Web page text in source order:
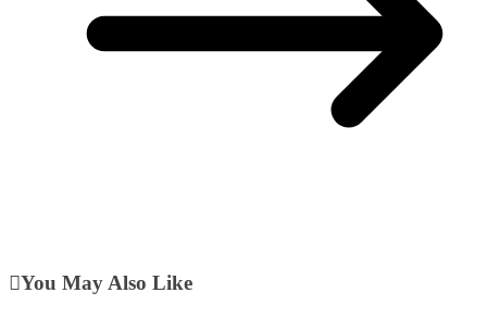
You May Also Like